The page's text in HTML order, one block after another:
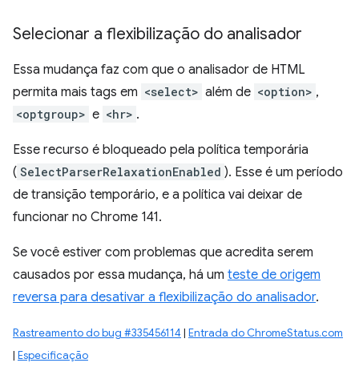
Selecionar a flexibilização do analisador
Essa mudança faz com que o analisador de HTML
permita mais tags em <select> além de <option> ,
<optgroup> e <hr> .
Esse recurso é bloqueado pela política temporária
( SelectParserRelaxationEnabled ). Esse é um período
de transição temporário, e a política vai deixar de
funcionar no Chrome 141.
Se você estiver com problemas que acredita serem
causados por essa mudança, há um teste de origem
reversa para desativar a flexibilização do analisador.
Rastreamento do bug #335456114 | Entrada do ChromeStatus.com
| Especificação